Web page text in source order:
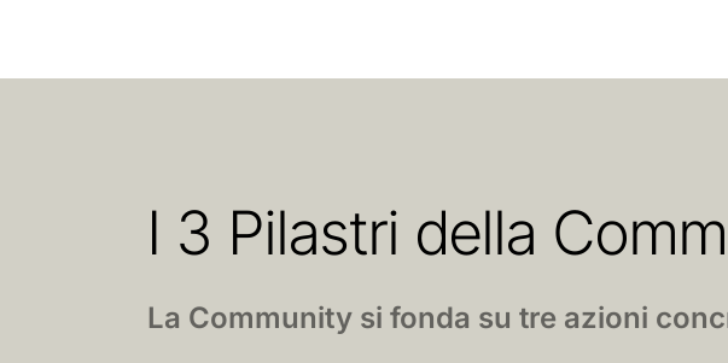
I 3 Pilastri della
La Community si fonda su tre azioni